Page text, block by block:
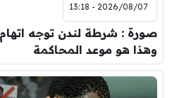
2026/08/07 - 13:18
صورة : شرطة لندن توجه
وهذا هو موعد المحاكمة